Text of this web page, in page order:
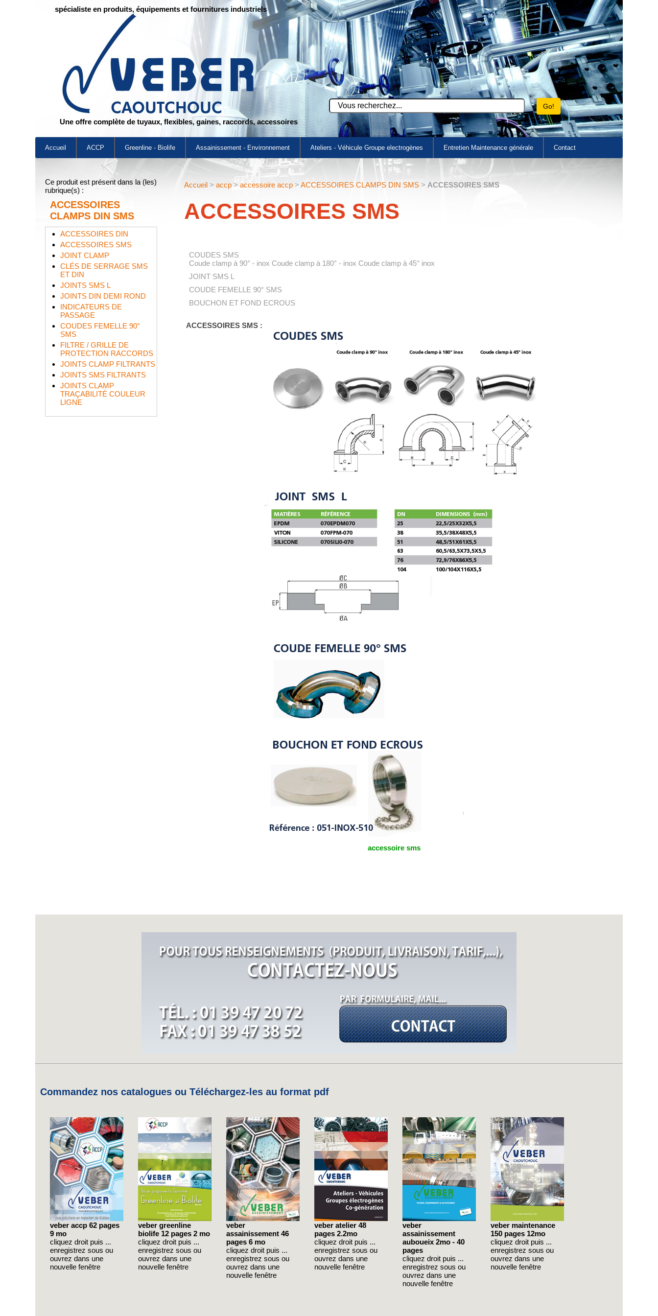
spécialiste en produits, équipements et fournitures industriels
Une offre complète de tuyaux, flexibles, gaines, raccords, accessoires
Accueil ACCP Greenline - Biolife Assainissement - Environnement Ateliers - Véhicule Groupe electrogènes Entretien Maintenance générale Contact
Ce produit est présent dans la (les)
rubrique(s) :
ACCESSOIRES
CLAMPS DIN SMS
ACCESSOIRES DIN
ACCESSOIRES SMS
JOINT CLAMP
CLÉS DE SERRAGE SMS
ET DIN
JOINTS SMS L
JOINTS DIN DEMI ROND
INDICATEURS DE
PASSAGE
COUDES FEMELLE 90°
SMS
FILTRE / GRILLE DE
PROTECTION RACCORDS
JOINTS CLAMP FILTRANTS
JOINTS SMS FILTRANTS
JOINTS CLAMP
TRAÇABILITÉ COULEUR
LIGNE
Accueil > accp > accessoire accp > ACCESSOIRES CLAMPS DIN SMS > ACCESSOIRES SMS
ACCESSOIRES SMS
COUDES SMS
Coude clamp à 90° - inox Coude clamp à 180° - inox Coude clamp à 45° inox
JOINT SMS L
COUDE FEMELLE 90° SMS
BOUCHON ET FOND ECROUS
ACCESSOIRES SMS :
accessoire sms
Commandez nos catalogues ou Téléchargez-les au format pdf
veber accp 62 pages
9 mo
cliquez droit puis ...
enregistrez sous ou
ouvrez dans une
nouvelle fenêtre
veber greenline
biolife 12 pages 2 mo
cliquez droit puis ...
enregistrez sous ou
ouvrez dans une
nouvelle fenêtre
veber
assainissement 46
pages 6 mo
cliquez droit puis ...
enregistrez sous ou
ouvrez dans une
nouvelle fenêtre
veber atelier 48
pages 2.2mo
cliquez droit puis ...
enregistrez sous ou
ouvrez dans une
nouvelle fenêtre
veber
assainissement
auboueix 2mo - 40
pages
cliquez droit puis ...
enregistrez sous ou
ouvrez dans une
nouvelle fenêtre
veber maintenance
150 pages 12mo
cliquez droit puis ...
enregistrez sous ou
ouvrez dans une
nouvelle fenêtre